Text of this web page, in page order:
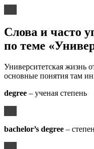
Слова и часто
по теме
Университетская жизнь
основные понятия там
degree – ученая степень
bachelor’s degree –